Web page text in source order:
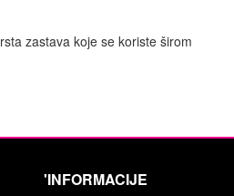
zastava koje se koriste širom
'INFORMACIJE